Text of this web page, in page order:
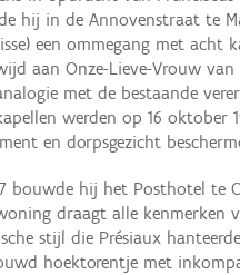
hij in de Annovenstraat te
een ommegang met acht
aan Onze-Lieve-Vrouw van
met de bestaande
werden op 16 oktober
en dorpsgezicht
bouwde hij het Posthotel te
draagt alle kenmerken
stijl die Présiaux
hoektorentje met